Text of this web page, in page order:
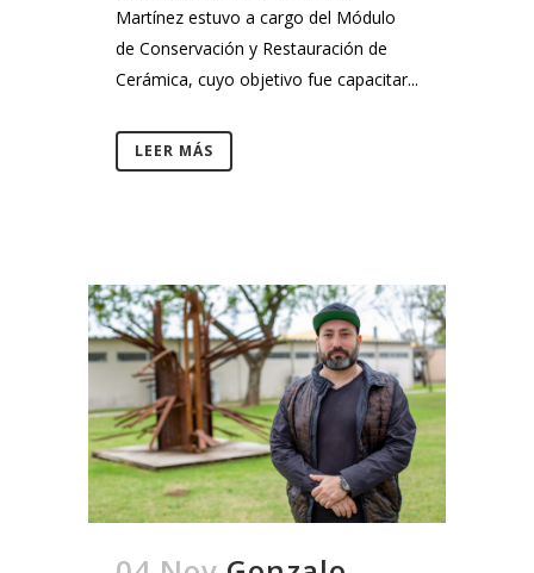
Martínez estuvo a cargo del Módulo
de Conservación y Restauración de
Cerámica, cuyo objetivo fue capacitar...
LEER MÁS